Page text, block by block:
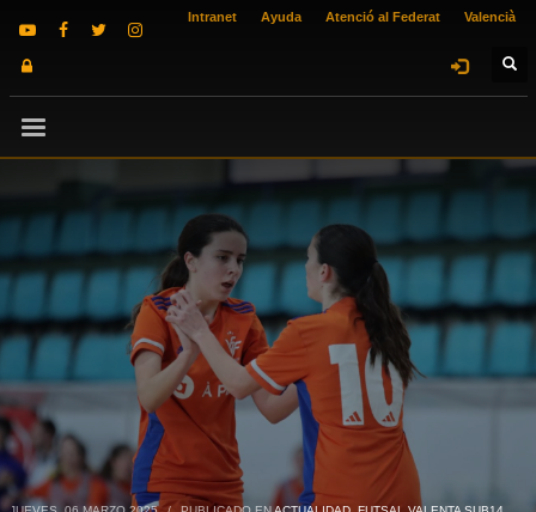
Intranet Ayuda Atenció al Federat Valencià